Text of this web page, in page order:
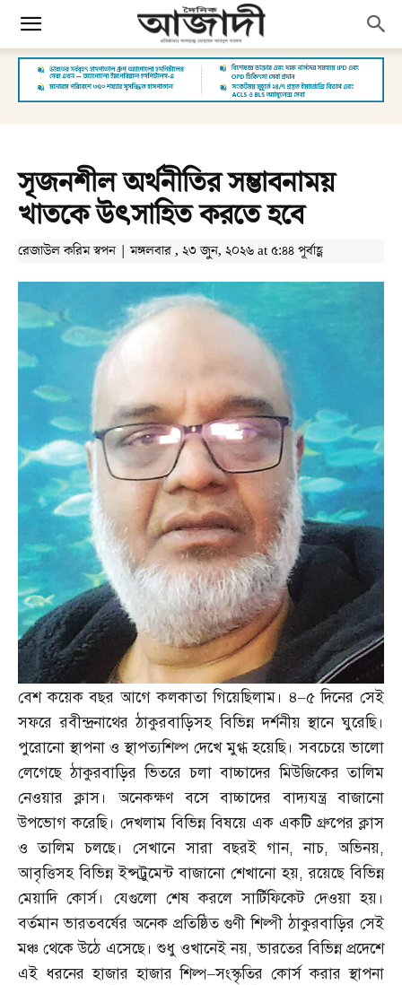
সৃজনশীল অর্থনীতির সম্ভাবনাময়
খাতকে উৎসাহিত করতে হবে
রেজাউল করিম স্বপন | মঙ্গলবার , ২৩ জুন, ২০২৬ at ৫:৪৪ পূর্বাহ্ণ
বেশ কয়েক বছর আগে কলকাতা গিয়েছিলাম। ৪–৫ দিনের সেই
সফরে রবীন্দ্রনাথের ঠাকুরবাড়িসহ বিভিন্ন দর্শনীয় স্থানে ঘুরেছি।
পুরোনো স্থাপনা ও স্থাপত্যশিল্প দেখে মুগ্ধ হয়েছি। সবচেয়ে ভালো
লেগেছে ঠাকুরবাড়ির ভিতরে চলা বাচ্চাদের মিউজিকের তালিম
নেওয়ার ক্লাস। অনেকক্ষণ বসে বাচ্চাদের বাদ্যযন্ত্র বাজানো
উপভোগ করেছি। দেখলাম বিভিন্ন বিষয়ে এক একটি গ্রুপের ক্লাস
ও তালিম চলছে। সেখানে সারা বছরই গান,নাচ,অভিনয়,
আবৃত্তিসহ বিভিন্ন ইন্সট্রুমেন্ট বাজানো শেখানো হয়,রয়েছে বিভিন্ন
মেয়াদি কোর্স। যেগুলো শেষ করলে সার্টিফিকেট দেওয়া হয়।
বর্তমান ভারতবর্ষের অনেক প্রতিষ্ঠিত গুণী শিল্পী ঠাকুরবাড়ির সেই
মঞ্চ থেকে উঠে এসেছে। শুধু ওখানেই নয়,ভারতের বিভিন্ন প্রদেশে
এই ধরনের হাজার হাজার শিল্প–সংস্কৃতির কোর্স করার স্থাপনা